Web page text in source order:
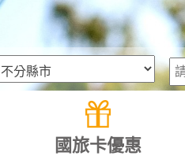
國旅卡優惠